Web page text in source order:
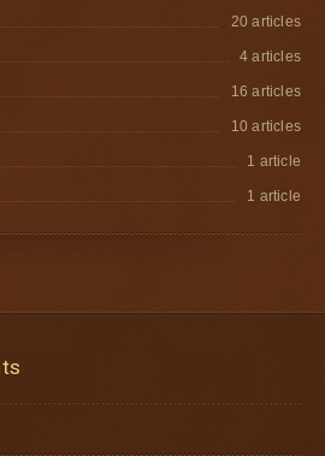
20 articles
4 articles
16 articles
10 articles
1 article
1 article